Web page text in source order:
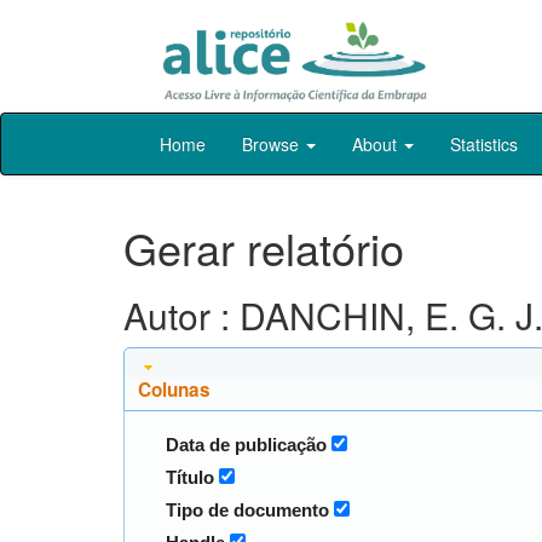
Skip
Home Browse About Statistics
Gerar relatório
Autor : DANCHIN, E. G. J.
Colunas
Data de publicação
Título
Tipo de documento